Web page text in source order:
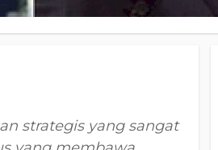
strategis yang sangat